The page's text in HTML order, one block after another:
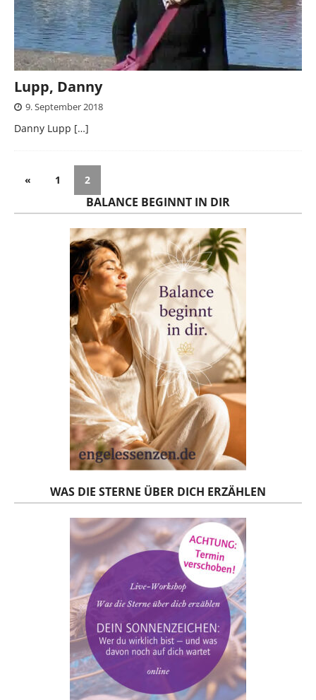
Lupp, Danny
9. September 2018
Danny Lupp […]
« 1 2
BALANCE BEGINNT IN DIR
WAS DIE STERNE ÜBER DICH ERZÄHLEN